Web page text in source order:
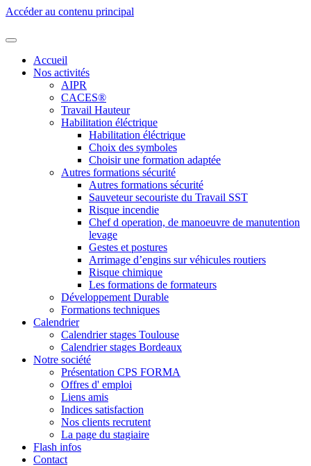
Accéder au contenu principal
Accueil
Nos activités
AIPR
CACES®
Travail Hauteur
Habilitation éléctrique
Habilitation éléctrique
Choix des symboles
Choisir une formation adaptée
Autres formations sécurité
Autres formations sécurité
Sauveteur secouriste du Travail SST
Risque incendie
Chef d operation, de manoeuvre de manutention
levage
Gestes et postures
Arrimage d’engins sur véhicules routiers
Risque chimique
Les formations de formateurs
Développement Durable
Formations techniques
Calendrier
Calendrier stages Toulouse
Calendrier stages Bordeaux
Notre société
Présentation CPS FORMA
Offres d' emploi
Liens amis
Indices satisfaction
Nos clients recrutent
La page du stagiaire
Flash infos
Contact